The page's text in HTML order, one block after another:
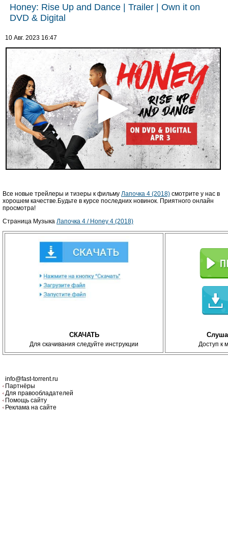
Honey: Rise Up and Dance | Trailer | Own it on
DVD & Digital
10 Авг. 2023 16:47
Все новые трейлеры и тизеры к фильму Лапочка 4 (2018) смотрите у нас в
хорошем качестве.Будьте в курсе последних новинок. Приятного онлайн
просмотра!
Страница Музыка Лапочка 4 / Honey 4 (2018)
СКАЧАТЬ
Для скачивания следуйте инструкции Доступ к
info@fast-torrent.ru
Партнёры
Для правообладателей
Помощь сайту
Реклама на сайте